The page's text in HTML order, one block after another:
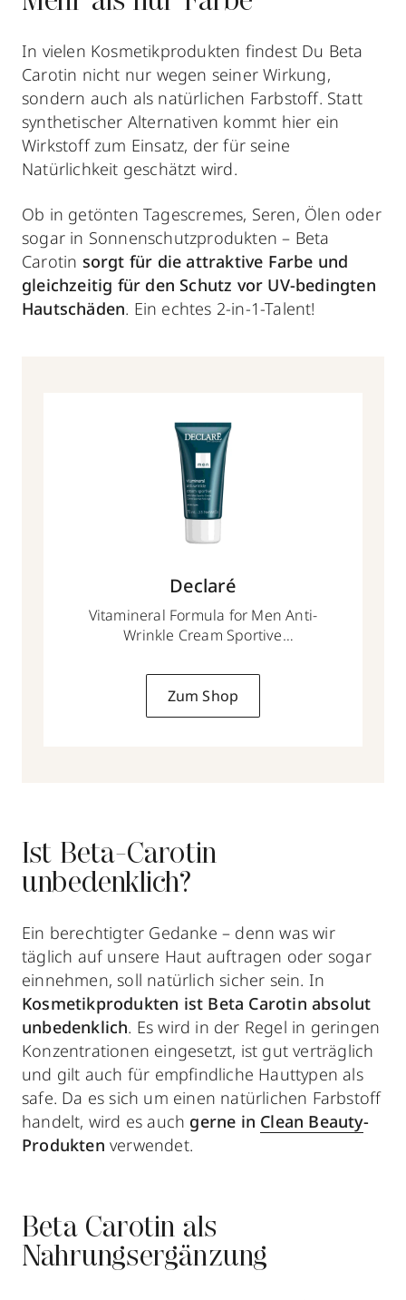
In vielen Kosmetikprodukten findest Du Beta
Carotin nicht nur wegen seiner Wirkung,
sondern auch als natürlichen Farbstoff. Statt
synthetischer Alternativen kommt hier ein
Wirkstoff zum Einsatz, der für seine
Natürlichkeit geschätzt wird.
Ob in getönten Tagescremes, Seren, Ölen oder
sogar in Sonnenschutzprodukten – Beta
Carotin sorgt für die attraktive Farbe und
gleichzeitig für den Schutz vor UV-bedingten
Hautschäden. Ein echtes 2-in-1-Talent!
Declaré
Vitamineral Formula for Men Anti-
Wrinkle Cream Sportive
Zum Shop
Ist Beta-Carotin
unbedenklich?
Ein berechtigter Gedanke – denn was wir
täglich auf unsere Haut auftragen oder sogar
einnehmen, soll natürlich sicher sein. In
Kosmetikprodukten ist Beta Carotin absolut
unbedenklich. Es wird in der Regel in geringen
Konzentrationen eingesetzt, ist gut verträglich
und gilt auch für empfindliche Hauttypen als
safe. Da es sich um einen natürlichen Farbstoff
handelt, wird es auch gerne in Clean Beauty-
Produkten verwendet.
Beta Carotin als
Nahrungsergänzung